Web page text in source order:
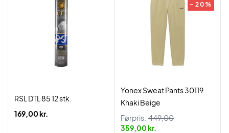
RSL DTL 85 12 stk.
169,00 kr.
- 20%
Yonex Sweat Pants 30119
Khaki Beige
Førpris: 449,00
359,00 kr.